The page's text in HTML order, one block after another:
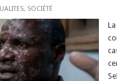
, SOCIÉTÉ